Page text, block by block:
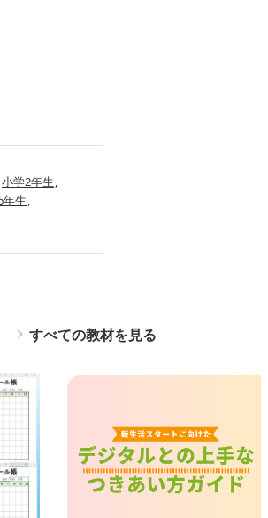
小学2年生
年生
すべての教材を見る